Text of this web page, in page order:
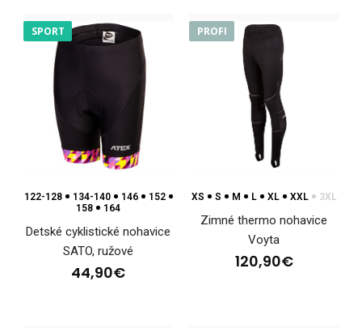
Cyklistické šortky RAGO modréCyklistické šortky sú jednou
zo základných súčastí výbavy, ktoré môžu p..
SPORT
122-128 134-140 146
152
158
164
Detské cyklistické nohavice
SATO, ružové
44,90€
PROFI
XS S M L XL XXL 3XL
Zimné thermo nohavice
Voyta
120,90€